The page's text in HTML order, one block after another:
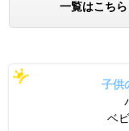
一覧はこちら
子供
ベ